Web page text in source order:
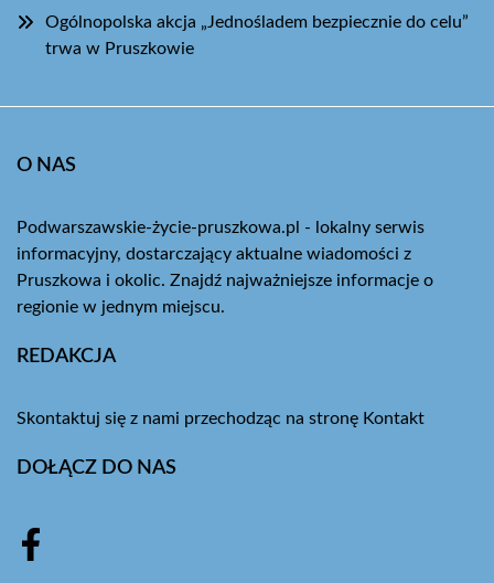
Ogólnopolska akcja „Jednośladem bezpiecznie do celu”
trwa w Pruszkowie
O NAS
Podwarszawskie-życie-pruszkowa.pl - lokalny serwis
informacyjny, dostarczający aktualne wiadomości z
Pruszkowa i okolic. Znajdź najważniejsze informacje o
regionie w jednym miejscu.
REDAKCJA
Skontaktuj się z nami przechodząc na stronę Kontakt
DOŁĄCZ DO NAS